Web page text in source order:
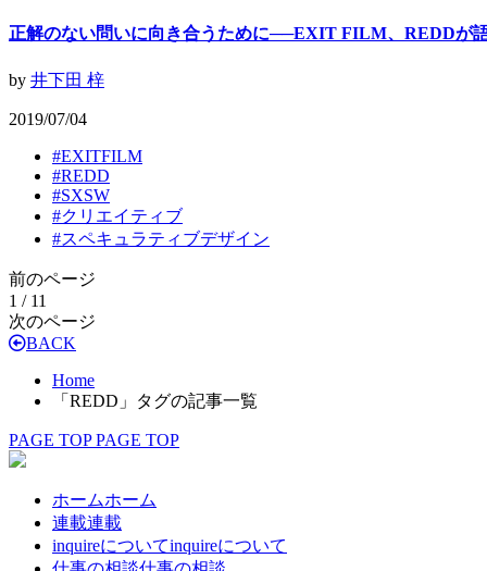
正解のない問いに向き合うために──EXIT FILM、REDDが
by 井下田 梓
2019/07/04
#EXITFILM
#REDD
#SXSW
#クリエイティブ
#スペキュラティブデザイン
前のページ
1 / 11
次のページ
BACK
Home
「REDD」タグの記事一覧
PAGE TOP PAGE TOP
ホームホーム
連載連載
inquireについてinquireについて